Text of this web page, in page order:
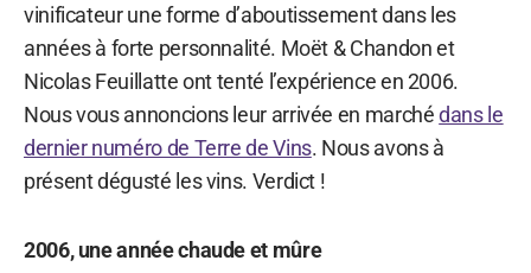
vinificateur une forme d’aboutissement dans les
années à forte personnalité. Moët & Chandon et
Nicolas Feuillatte ont tenté l’expérience en 2006.
Nous vous annoncions leur arrivée en marchédans le
dernier numéro de Terre de Vins. Nous avons à
présent dégusté les vins. Verdict !
2006, une année chaude et mûre